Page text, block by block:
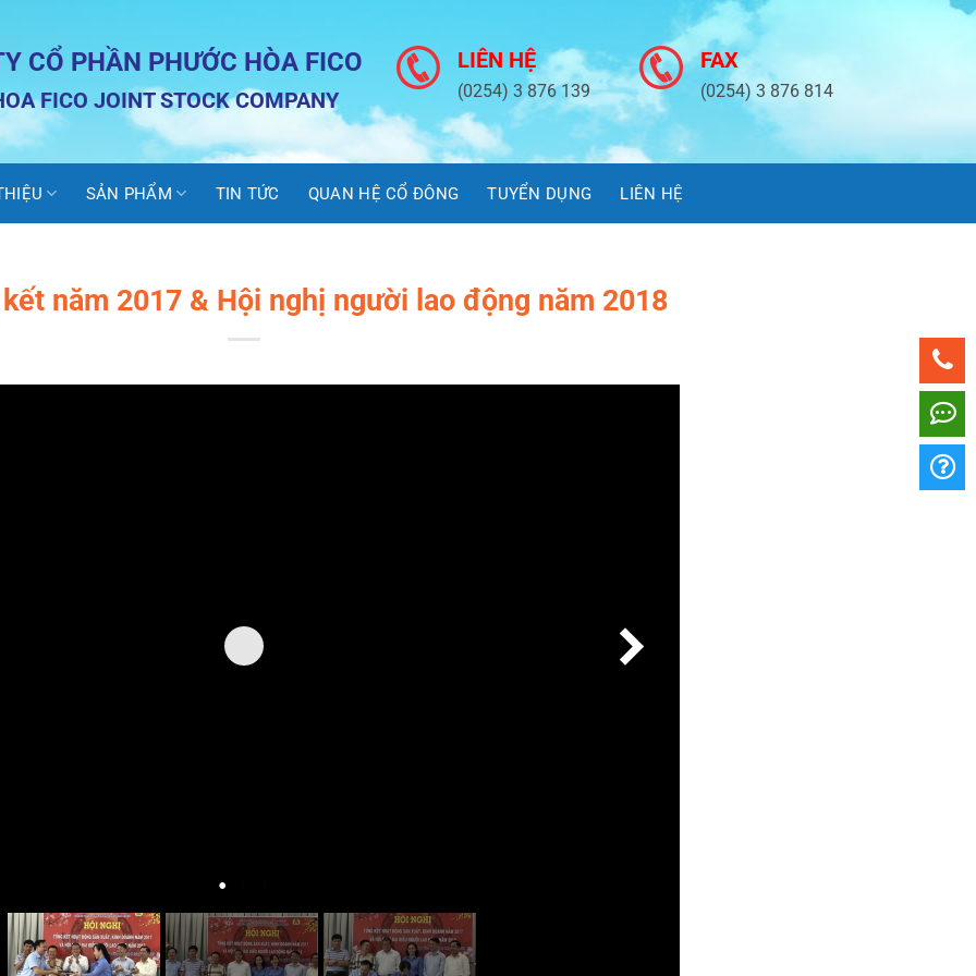
CỔ PHẦN PHƯỚC HÒA FICO
FICO JOINT STOCK COMPANY
LIÊN HỆ
(0254) 3 876 139
FAX
(0254) 3 876 814
SẢN PHẨM TIN TỨC QUAN HỆ CỔ ĐÔNG TUYỂN DỤNG LIÊN HỆ
năm 2017 & Hội nghị người lao động năm 2018